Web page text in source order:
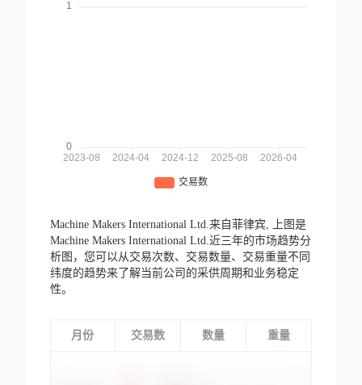
Machine Makers International Ltd.来自菲律宾,
上图是
Machine Makers International Ltd.近三年的市场趋势分
析图，您可以从交易次数、交易数量、交易重量不同
纬度的趋势来了解当前公司的采供周期和业务稳定
性。
月份 交易数 数量 重量